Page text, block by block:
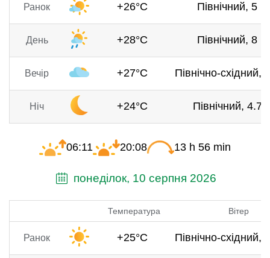
Ранок +26°C Північний, 5
День +28°C Північний, 8
Вечір +27°C Північно-східний,
Ніч +24°C Північний, 4.7
06:11 20:08 13 h 56 min
понеділок, 10 серпня 2026
Температура Вітер
Ранок +25°C Північно-східний,